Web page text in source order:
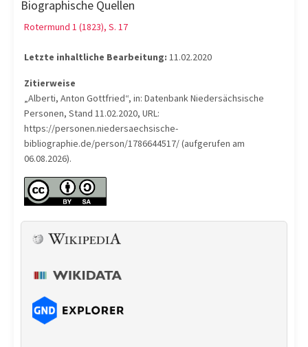
Biographische Quellen
Rotermund 1 (1823), S. 17
Letzte inhaltliche Bearbeitung: 11.02.2020
Zitierweise
„Alberti, Anton Gottfried“, in: Datenbank Niedersächsische
Personen, Stand 11.02.2020, URL:
https://personen.niedersaechsische-
bibliographie.de/person/1786644517/ (aufgerufen am
06.08.2026).